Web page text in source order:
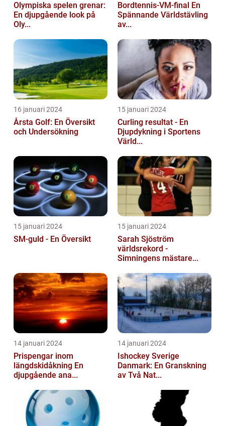
Olympiska spelen grenar:
En djupgående look på
Oly...
Bordtennis-VM-final En
Spännande Världstävling
av...
16 januari 2024
Årsta Golf: En Översikt
och Undersökning
15 januari 2024
Curling resultat - En
Djupdykning i Sportens
Värld...
15 januari 2024
SM-guld - En Översikt
15 januari 2024
Sarah Sjöström
världsrekord -
Simningens mästare...
14 januari 2024
Prispengar inom
längdskidåkning En
djupgående ana...
14 januari 2024
Ishockey Sverige
Danmark: En Granskning
av Två Nat...